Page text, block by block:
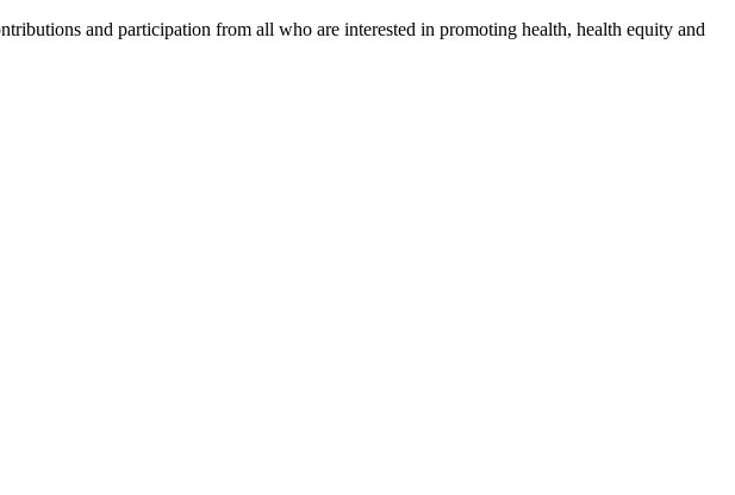
and participation from all who are interested in promoting health, health equity and